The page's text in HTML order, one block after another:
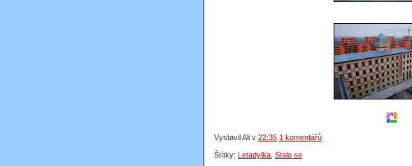
Vystavil Ali v 22:35 1 komentářů
Štítky: Letadylka Stalo se